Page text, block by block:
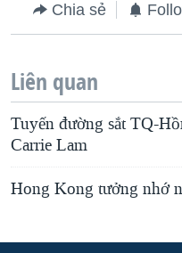
Chia sẻ
Liên quan
Tuyến đường sắt TQ-
Carrie Lam
Hong Kong tưởng nhớ